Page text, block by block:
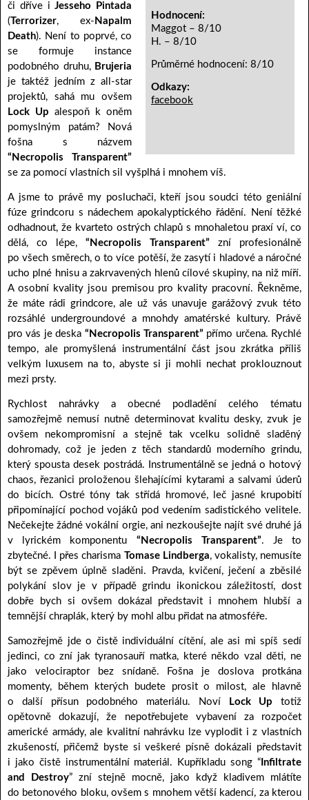
Hodnocení:
Maggot – 8/10
H. – 8/10
Průměrné hodnocení: 8/10
Odkazy:
facebook
či dříve iJesseho Pintada
(Terrorizer, ex- Napalm
Death). Není to poprvé, co
se formuje instance
podobného druhu, Brujeria
je taktéž jedním z all-star
projektů, sahá mu ovšem
Lock Up alespoň k oněm
pomyslným patám? Nová
fošna s názvem
“Necropolis Transparent”
se za pomocí vlastních sil vyšplhá i mnohem víš.
A jsme to právě my posluchači, kteří jsou soudci této geniální
fúze grindcoru s nádechem apokalyptického řádění. Není těžké
odhadnout, že kvarteto ostrých chlapů s mnohaletou praxí ví, co
dělá, co lépe, “Necropolis Transparent” zní profesionálně
po všech směrech, o to více potěší, že zasytí i hladové a náročné
ucho plné hnisu a zakrvavených hlenů cílové skupiny, na niž míří.
A osobní kvality jsou premisou pro kvality pracovní. Řekněme,
že máte rádi grindcore, ale už vás unavuje garážový zvuk této
rozsáhlé undergroundové a mnohdy amatérské kultury. Právě
pro vás je deska “Necropolis Transparent”přímo určena. Rychlé
tempo, ale promyšlená instrumentální část jsou zkrátka příliš
velkým luxusem na to, abyste si ji mohli nechat proklouznout
mezi prsty.
Rychlost nahrávky a obecné podladění celého tématu
samozřejmě nemusí nutně determinovat kvalitu desky, zvuk je
ovšem nekompromisní a stejně tak vcelku solidně sladěný
dohromady, což je jeden z těch standardů moderního grindu,
který spousta desek postrádá. Instrumentálně se jedná o hotový
chaos, řezanici proloženou šlehajícími kytarami a salvami úderů
do bicích. Ostré tóny tak střídá hromové, leč jasné krupobití
připomínající pochod vojáků pod vedením sadistického velitele.
Nečekejte žádné vokální orgie, ani nezkoušejte najít své druhé já
v lyrickém komponentu “Necropolis Transparent”. Je to
zbytečné. I přes charisma Tomase Lindberga, vokalisty, nemusíte
být se zpěvem úplně sladěni. Pravda, kvičení, ječení a zběsilé
polykání slov je v případě grindu ikonickou záležitostí, dost
dobře bych si ovšem dokázal představit i mnohem hlubší a
temnější chraplák, který by mohl albu přidat na atmosféře.
Samozřejmě jde o čistě individuální cítění, ale asi mi spíš sedí
jedinci, co zní jak tyranosauří matka, které někdo vzal děti, ne
jako velociraptor bez snídaně. Fošna je doslova protkána
momenty, během kterých budete prosit o milost, ale hlavně
o další přísun podobného materiálu. Noví
Lock Up totiž
opětovně dokazují, že nepotřebujete vybavení za rozpočet
americké armády, ale kvalitní nahrávku lze vyplodit i z vlastních
zkušeností, přičemž byste si veškeré písně dokázali představit
i jako čistě instrumentální materiál. Kupříkladu song “ Infiltrate
and Destroy” zní stejně mocně, jako když kladivem mlátíte
do betonového bloku, ovšem s mnohem větší kadencí, za kterou